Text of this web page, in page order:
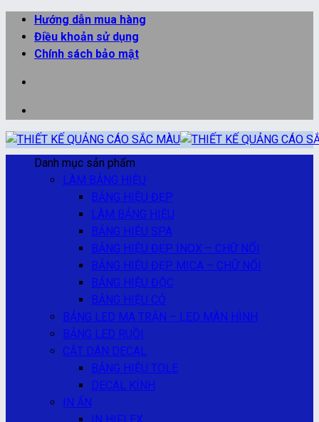
qua
Hướng dẫn mua hàng
Điều khoản sử dụng
Chính sách bảo mật
Danh mục sản phẩm
LÀM BẢNG HIỆU
BẢNG HIỆU ĐẸP
LÀM BẢNG HIỆU
BẢNG HIỆU SPA
BẢNG HIỆU ĐẸP INOX – CHỮ NỔI
BẢNG HIỆU ĐẸP MICA – CHỮ NỔI
BẢNG HIỆU ĐỘC
BẢNG HIỆU CỎ
BẢNG LED MA TRẬN – LED MÀN HÌNH
BẢNG LED RUỒI
CẮT DÁN DECAL
BẢNG HIỆU TOLE
DECAL KÍNH
IN ẤN